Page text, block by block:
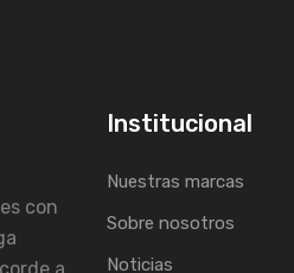
con
Institucional
Nuestras marcas
Sobre nosotros
Noticias